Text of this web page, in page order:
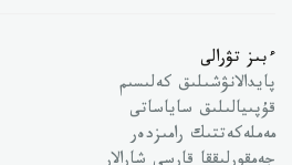
ءبىز تۋرالى
پايدالانۋشىلىق كەلىسىم
قۇپىيالىلىق ساياساتى
مەملەكەتتىك رامىزدەر